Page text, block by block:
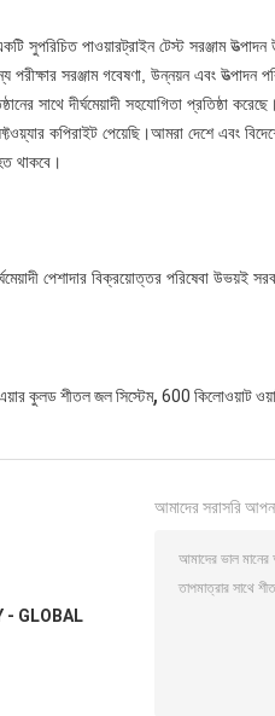
সুপরিচিত পাওয়ারট্রাইন টেস্ট সরঞ্জাম
পরীক্ষার সরঞ্জাম গবেষণা, উন্নয়ন এবং উত্পাদন
সাথে দীর্ঘমেয়াদী সহযোগিতা প্রতিষ্ঠা
কপিরাইট পেয়েছি।আমরা দেশে এবং
থাকবে।
পেশাদার বিক্রয়োত্তর পরিষেবা উভয়ই
কুলড শীতল জল সিস্টেম, 600 কিলোওয়াট
- GLOBAL
আমাদের সরাসরি